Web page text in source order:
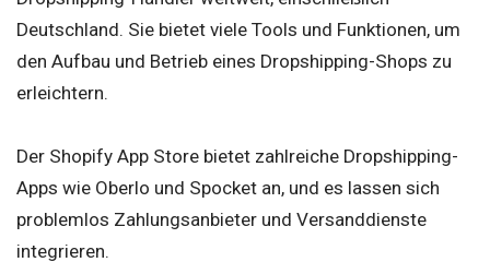
Deutschland. Sie bietet viele Tools und Funktionen, um
den Aufbau und Betrieb eines Dropshipping-Shops zu
erleichtern.
Der Shopify App Store bietet zahlreiche Dropshipping-
Apps wie Oberlo und Spocket an, und es lassen sich
problemlos Zahlungsanbieter und Versanddienste
integrieren.